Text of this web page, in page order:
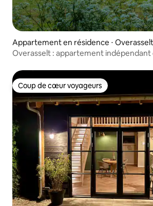
Appartement en résidence ⋅ Overasselt
Overasselt : appartement indépendant
Coup de cœur voyageurs
Coup de cœur voyageurs